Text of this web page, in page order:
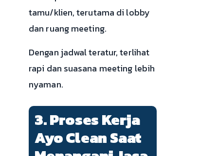
tamu/klien, terutama di lobby
dan ruang meeting.
Dengan jadwal teratur, terlihat
rapi dan suasana meeting lebih
nyaman.
3. Proses Kerja
Ayo Clean Saat